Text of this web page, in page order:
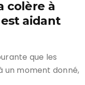
colère à
aidant
que les
un moment donné,